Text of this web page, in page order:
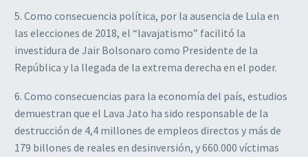
5. Como consecuencia política, por la ausencia de Lula en
las elecciones de 2018, el “lavajatismo” facilitó la
investidura de Jair Bolsonaro como Presidente de la
República y la llegada de la extrema derecha en el poder.
6. Como consecuencias para la economía del país, estudios
demuestran que el Lava Jato ha sido responsable de la
destrucción de 4,4 millones de empleos directos y más de
179 billones de reales en desinversión, y 660.000 víctimas